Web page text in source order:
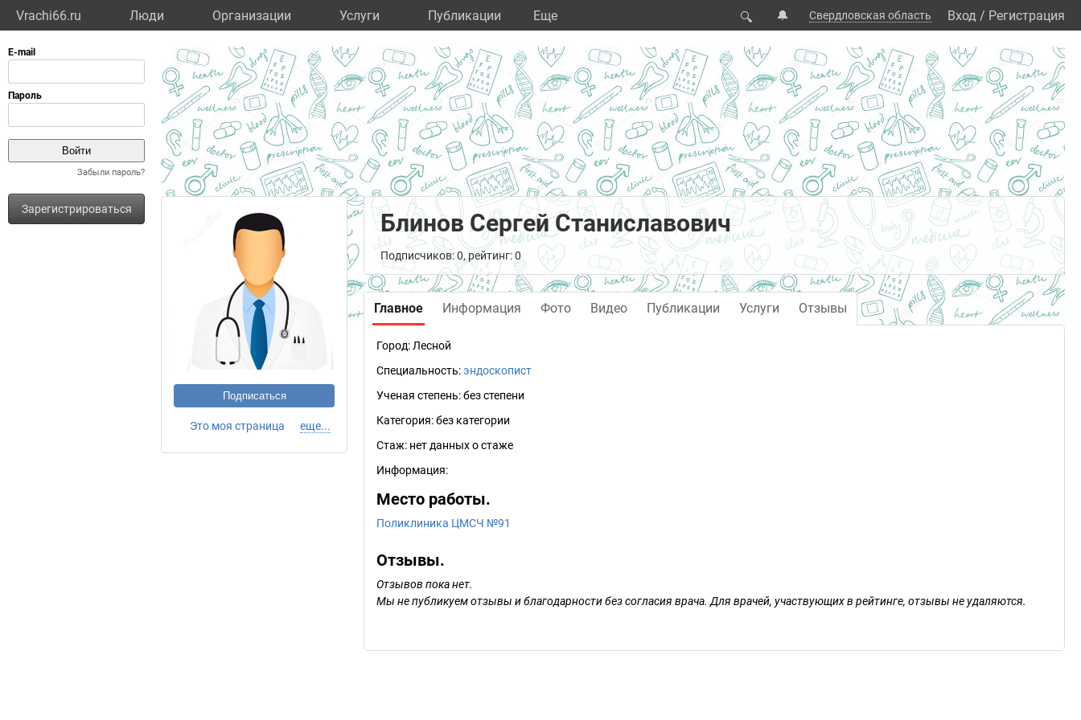
Vrachi66.ru Люди Организации Услуги Публикации Eще 🔍 🔔 Свердловская область Вход / Регистрация
Забыли пароль?
Зарегистрироваться
Подписаться
Это моя страница еще...
Блинов Сергей Станиславович
Подписчиков: 0, рейтинг: 0
Главное Информация Фото Видео Публикации Услуги Отзывы
Город: Лесной
Специальность:эндоскопист
Ученая степень:без степени
Категория:без категории
Стаж: нет данных о стаже
Информация:
Место работы.
Поликлиника ЦМСЧ №91
Отзывы.
Отзывов пока нет.
Мы не публикуем отзывы и благодарности без согласия врача. Для врачей, участвующих в рейтинге, отзывы не удаляются.